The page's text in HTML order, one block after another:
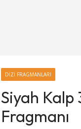
DIZI FRAGMANLARI
Siyah Kalp
Fragmanı